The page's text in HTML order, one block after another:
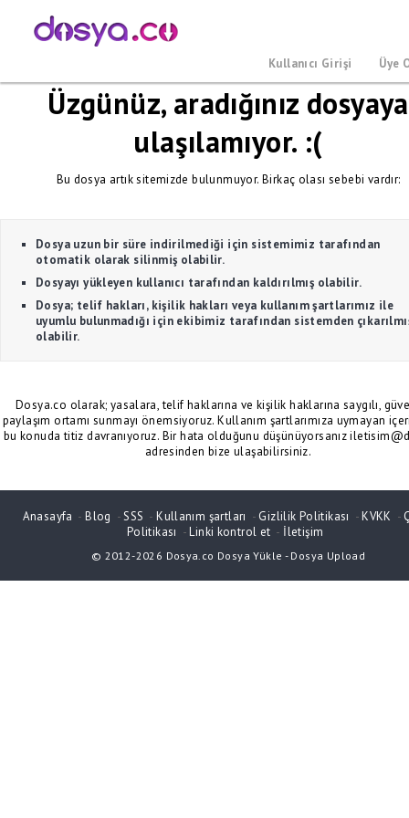
Kullanıcı Girişi Üye
Üzgünüz, aradığınız dosyaya
ulaşılamıyor. :(
Bu dosya artık sitemizde bulunmuyor. Birkaç olası sebebi vardır:
Dosya uzun bir süre indirilmediği için sistemimiz tarafından
otomatik olarak silinmiş olabilir.
Dosyayı yükleyen kullanıcı tarafından kaldırılmış olabilir.
Dosya; telif hakları, kişilik hakları veya kullanım şartlarımız ile
uyumlu bulunmadığı için ekibimiz tarafından sistemden
olabilir.
Dosya.co olarak; yasalara, telif haklarına ve kişilik haklarına saygılı,
paylaşım ortamı sunmayı önemsiyoruz. Kullanım şartlarımıza uymayan
bu konuda titiz davranıyoruz. Bir hata olduğunu düşünüyorsanız
adresinden bize ulaşabilirsiniz.
Anasayfa -Blog -SSS -Kullanım şartları - Gizlilik Politikası -KVKK -
Politikası -Linki kontrol et - İletişim
© 2012-2026 Dosya.co Dosya Yükle - Dosya Upload